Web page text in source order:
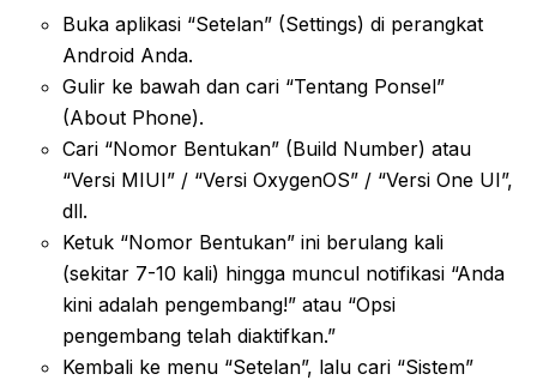
Buka aplikasi “Setelan” (Settings) di perangkat
Android Anda.
Gulir ke bawah dan cari “Tentang Ponsel”
(About Phone).
Cari “Nomor Bentukan” (Build Number) atau
“Versi MIUI” / “Versi OxygenOS” / “Versi One UI”,
dll.
Ketuk “Nomor Bentukan” ini berulang kali
(sekitar 7-10 kali) hingga muncul notifikasi “Anda
kini adalah pengembang!” atau “Opsi
pengembang telah diaktifkan.”
Kembali ke menu “Setelan”, lalu cari “Sistem”